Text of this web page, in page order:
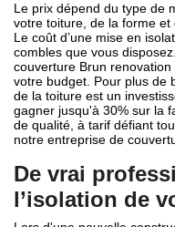
Le prix dépend du type de
votre toiture, de la forme
Le coût d’une mise en
combles que vous
couverture Brun
votre budget. Pour plus de
de la toiture est un
gagner jusqu'à 30% sur la
de qualité, à tarif défiant
notre entreprise de
De vrai
l’isolation de